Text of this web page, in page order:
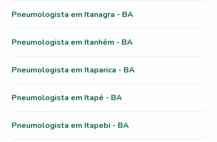
Pneumologista em Itanagra - BA
Pneumologista em Itanhém - BA
Pneumologista em Itaparica - BA
Pneumologista em Itapé - BA
Pneumologista em Itapebi - BA